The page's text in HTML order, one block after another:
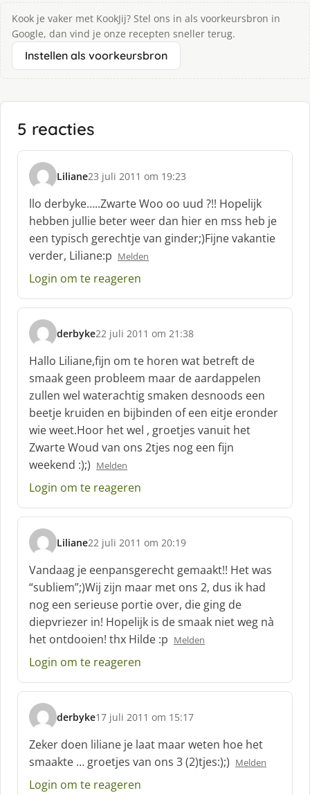
Kook je vaker met KookJij? Stel ons in als voorkeursbron in
Google, dan vind je onze recepten sneller terug.
Instellen als voorkeursbron
5 reacties
Liliane
s
c
h
r
e
e
:
23 juli 2011 om 19:23
llo derbyke…..Zwarte Woo oo uud ?!! Hopelijk
hebben jullie beter weer dan hier en mss heb je
een typisch gerechtje van ginder;)Fijne vakantie
verder, Liliane:p Melden
Login om te reageren
derbyke
s
c
h
r
e
e
f
:
22 juli 2011 om 21:38
Hallo Liliane,fijn om te horen wat betreft de
smaak geen probleem maar de aardappelen
zullen wel waterachtig smaken desnoods een
beetje kruiden en bijbinden of een eitje eronder
wie weet.Hoor het wel , groetjes vanuit het
Zwarte Woud van ons 2tjes nog een fijn
weekend :);) Melden
Login om te reageren
Liliane
s
c
h
e
e
f
22 juli 2011 om 20:19
Vandaag je eenpansgerecht gemaakt!! Het was
“subliem”;)Wij zijn maar met ons 2, dus ik had
nog een serieuse portie over, die ging de
diepvriezer in! Hopelijk is de smaak niet weg nà
het ontdooien! thx Hilde :p Melden
Login om te reageren
derbyke
s
c
h
r
e
17 juli 2011 om 15:17
Zeker doen liliane je laat maar weten hoe het
smaakte … groetjes van ons 3 (2)tjes:);) Melden
Login om te reageren